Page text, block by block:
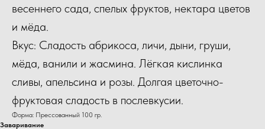
весеннего сада, спелых фруктов, нектара цветов
и мёда.
Вкус: Сладость абрикоса, личи, дыни, груши,
мёда, ванили и жасмина. Лёгкая кислинка
сливы, апельсина и розы. Долгая цветочно-
фруктовая сладость в послевкусии.
Форма: Прессованный 100 гр.
Заваривание